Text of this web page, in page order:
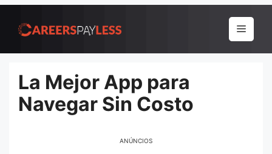
para
conteúdo
Menu
La Mejor App para
Navegar Sin Costo
ANÚNCIOS